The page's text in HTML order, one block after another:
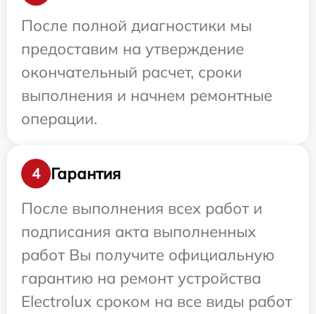
После полной диагностики мы
предоставим на утверждение
окончательный расчет, сроки
выполнения и начнем ремонтные
операции.
4
Гарантия
После выполнения всех работ и
подписания акта выполненных
работ Вы получите официальную
гарантию на ремонт устройства
Electrolux сроком на все виды работ